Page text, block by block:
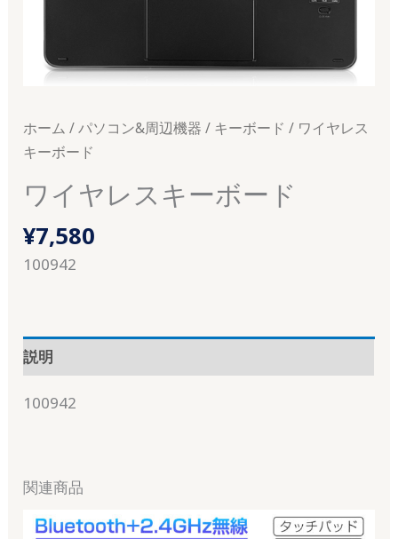
ホーム /パソコン&周辺機器 / キーボード / ワイヤレス
キーボード
ワイヤレスキーボード
¥7,580
100942
説明
100942
関連商品